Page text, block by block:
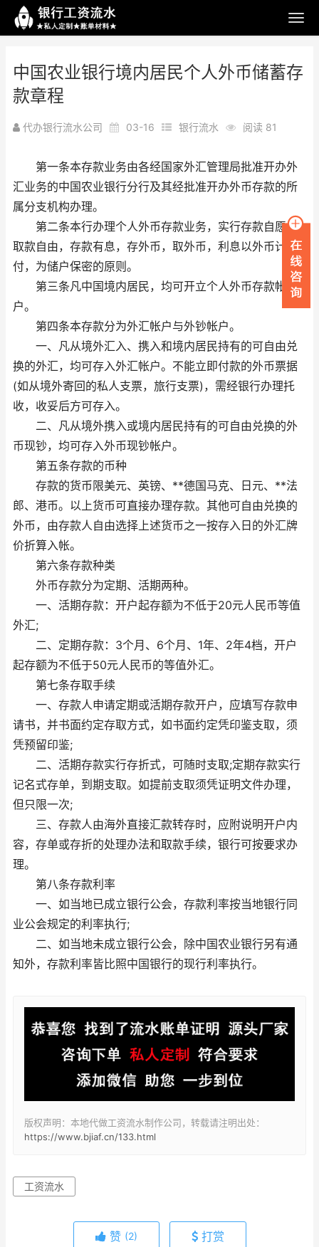
中国农业银行境内居民个人外币储蓄存
款章程
代办银行流水公司 03-16 银行流水 阅读 81
第一条本存款业务由各经国家外汇管理局批准开办外
汇业务的中国农业银行分行及其经批准开办外币存款的所
属分支机构办理。
第二条本行办理个人外币存款业务，实行存款自愿，
取款自由，存款有息，存外币，取外币，利息以外币计
付，为储户保密的原则。
第三条凡中国境内居民，均可开立个人外币存款帐
户。
第四条本存款分为外汇帐户与外钞帐户。
一、凡从境外汇入、携入和境内居民持有的可自由兑
换的外汇，均可存入外汇帐户。不能立即付款的外币票据
(如从境外寄回的私人支票，旅行支票)，需经银行办理托
收，收妥后方可存入。
二、凡从境外携入或境内居民持有的可自由兑换的外
币现钞，均可存入外币现钞帐户。
第五条存款的币种
存款的货币限美元、英镑、**德国马克、日元、**法
郎、港币。以上货币可直接办理存款。其他可自由兑换的
外币，由存款人自由选择上述货币之一按存入日的外汇牌
价折算入帐。
第六条存款种类
外币存款分为定期、活期两种。
一、活期存款：开户起存额为不低于20元人民币等值
外汇;
二、定期存款：3个月、6个月、1年、2年4档，开户
起存额为不低于50元人民币的等值外汇。
第七条存取手续
一、存款人申请定期或活期存款开户，应填写存款申
请书，并书面约定存取方式，如书面约定凭印鉴支取，须
凭预留印鉴;
二、活期存款实行存折式，可随时支取;定期存款实行
记名式存单，到期支取。如提前支取须凭证明文件办理，
但只限一次;
三、存款人由海外直接汇款转存时，应附说明开户内
容，存单或存折的处理办法和取款手续，银行可按要求办
理。
第八条存款利率
一、如当地已成立银行公会，存款利率按当地银行同
业公会规定的利率执行;
二、如当地未成立银行公会，除中国农业银行另有通
知外，存款利率皆比照中国银行的现行利率执行。
版权声明：本地代做工资流水制作公司，转载请注明出处：
https://www.bjiaf.cn/133.html
工资流水
赞 (2) 打赏